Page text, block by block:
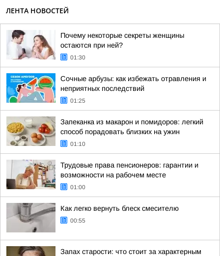
ЛЕНТА НОВОСТЕЙ
Почему некоторые секреты женщины
остаются при ней?
01:30
Сочные арбузы: как избежать отравления и
неприятных последствий
01:25
Запеканка из макарон и помидоров: легкий
способ порадовать близких на ужин
01:10
Трудовые права пенсионеров: гарантии и
возможности на рабочем месте
01:00
Как легко вернуть блеск смесителю
00:55
Запах старости: что стоит за характерным